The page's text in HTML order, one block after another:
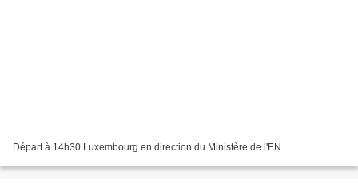
Départ à 14h30 Luxembourg en direction du Ministère de l'EN